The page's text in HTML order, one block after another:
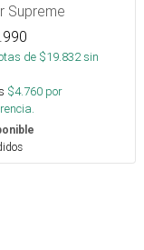
Supreme
de $19.832sin
$4.760 por